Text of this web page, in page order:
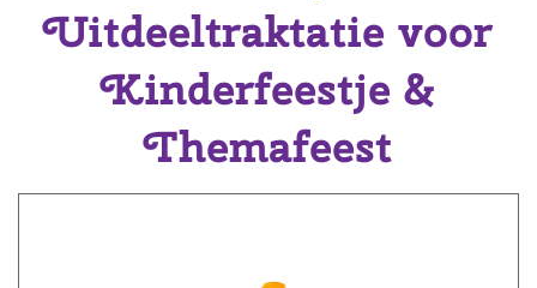
Uitdeeltraktatie voor
Kinderfeestje &
Themafeest